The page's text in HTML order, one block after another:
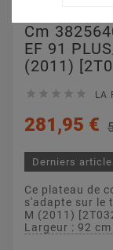
Cm
EF 91
(2011)
     LA
281,95 €
Derniers
Ce plateau de
s'adapte sur le
M (2011)
Largeur : 92 cm